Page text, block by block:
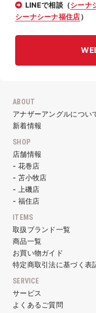
LINEで相談（シーナ
シーナシーナ福住店）
ABOUT
アナザーアングルについ
新着情報
SHOP
店舗情報
- 花巻店
- 苫小牧店
- 上磯店
- 福住店
ITEMS
取扱ブランド一覧
商品一覧
お買い物ガイド
特定商取引法に基づく表
SERVICE
サービス
よくあるご質問